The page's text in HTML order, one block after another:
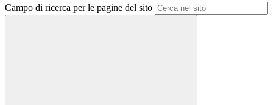
Campo di ricerca per le pagine del sito